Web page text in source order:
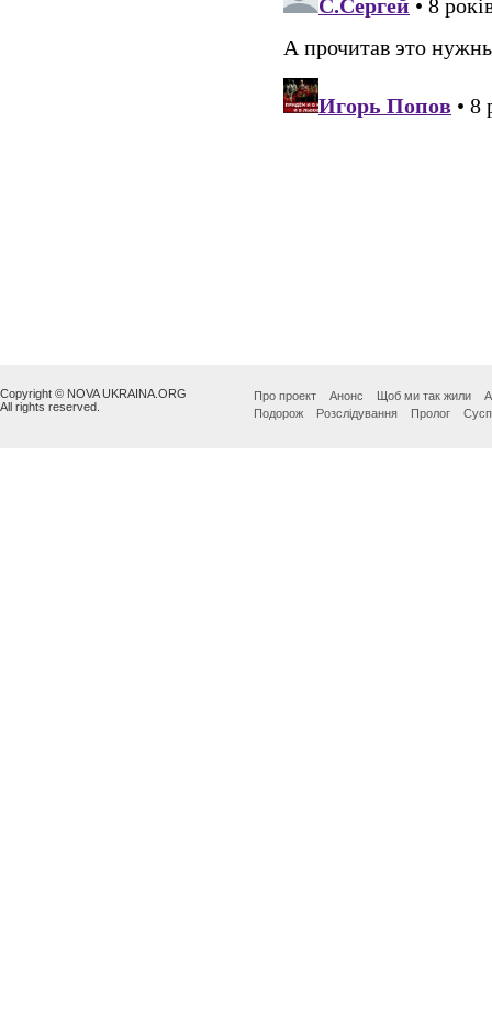
Copyright © NOVA UKRAINA.ORG
All rights reserved.
Про проект Анонс Щоб ми так жили
Подорож
Розслідування Пролог